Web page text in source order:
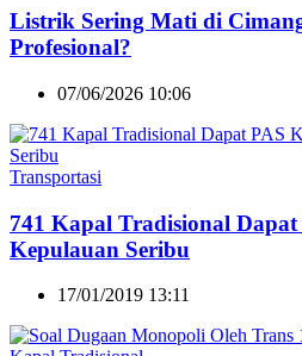
Listrik Sering Mati di
Profesional?
07/06/2026 10:06
Transportasi
741 Kapal Tradisional
Kepulauan Seribu
17/01/2019 13:11